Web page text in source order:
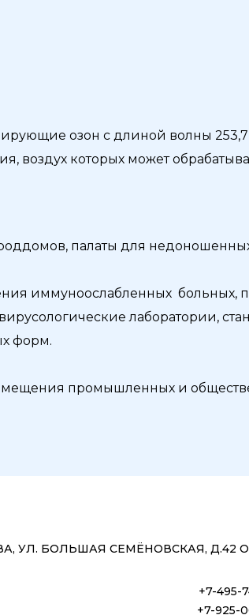
озон с длиной волны
воздух которых может
палаты для
иммуноослабленных больных,
лаборатории,
форм.
промышленных и
УЛ. БОЛЬШАЯ СЕМЁНОВСКАЯ, Д.42
+7-495-
+7-925-